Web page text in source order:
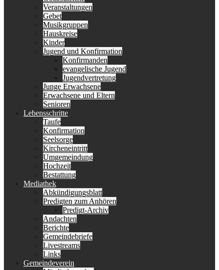
Veranstaltungen
Gebet
Musikgruppen
Hauskreise
Kinder
Jugend und Konfirmation
Konfirmanden
evangelische Jugend
Jugendvertretung
Junge Erwachsene
Erwachsene und Eltern
Senioren
Lebensschritte
Taufe
Konfirmation
Seelsorge
Kircheneintritt
Umgemeindung
Hochzeit
Bestattung
Mediathek
Abkündigungsblatt
Predigten zum Anhören
Predigt-Archiv
Andachten
Berichte
Gemeindebriefe
Livestreams
Links
Gemeindeverein